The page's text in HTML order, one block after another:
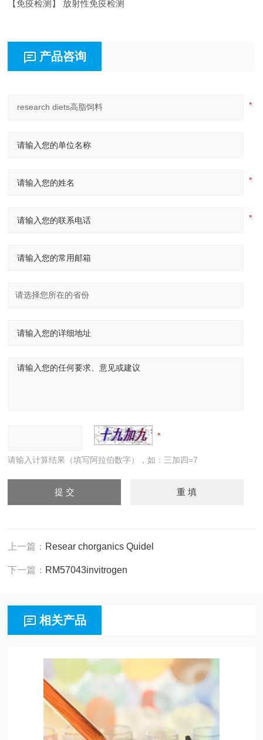
【免疫检测】 放射性免疫检测
产品咨询
请输入计算结果（填写阿拉伯数字），如：三加四=7
上一篇： Resear chorganics Quidel
下一篇： RM57043invitrogen
相关产品